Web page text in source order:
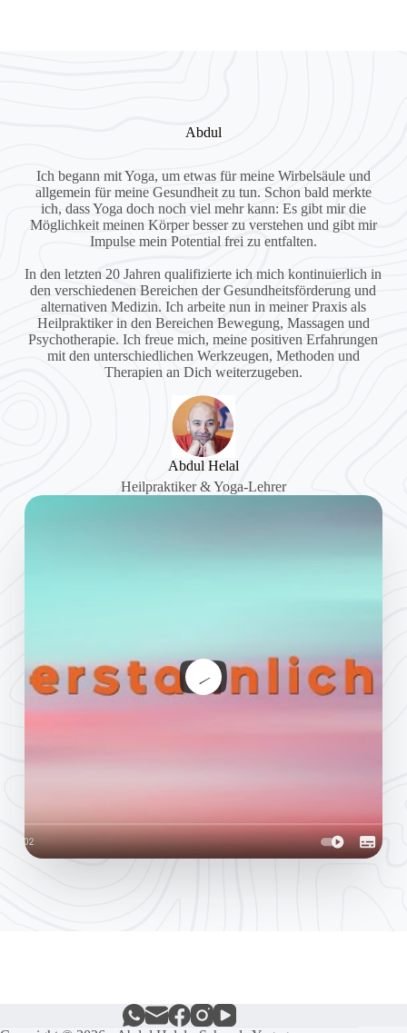
Abdul
Ich begann mit Yoga, um etwas für meine Wirbelsäule und
allgemein für meine Gesundheit zu tun. Schon bald merkte
ich, dass Yoga doch noch viel mehr kann: Es gibt mir die
Möglichkeit meinen Körper besser zu verstehen und gibt mir
Impulse mein Potential frei zu entfalten.
In den letzten 20 Jahren qualifizierte ich mich kontinuierlich in
den verschiedenen Bereichen der Gesundheitsförderung und
alternativen Medizin. Ich arbeite nun in meiner Praxis als
Heilpraktiker in den Bereichen Bewegung, Massagen und
Psychotherapie. Ich freue mich, meine positiven Erfahrungen
mit den unterschiedlichen Werkzeugen, Methoden und
Therapien an Dich weiterzugeben.
Abdul Helal
Heilpraktiker & Yoga-Lehrer